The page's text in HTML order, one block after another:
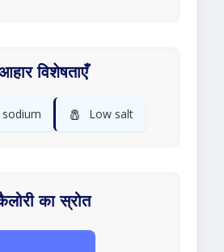
विशेषताएँ
🧂 Low salt
का स्रोत